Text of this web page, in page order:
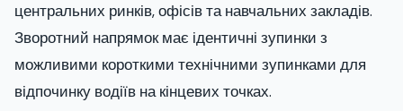
центральних ринків, офісів та навчальних закладів.
Зворотний напрямок має ідентичні зупинки з
можливими короткими технічними зупинками для
відпочинку водіїв на кінцевих точках.